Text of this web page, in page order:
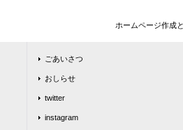
ホームページ作成
ごあいさつ
おしらせ
twitter
instagram